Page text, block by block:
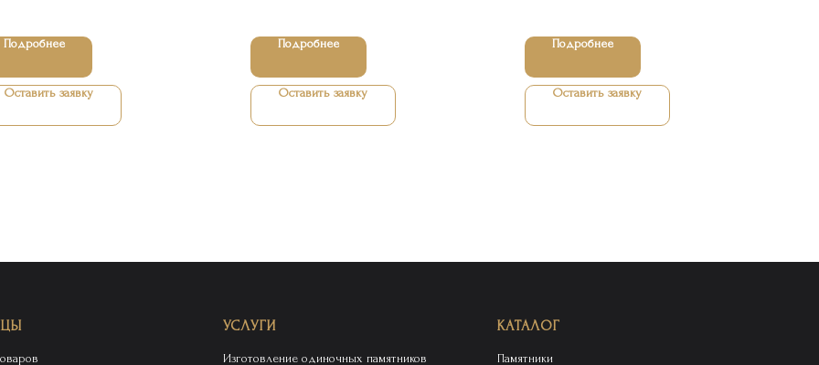
Подробнее
Оставить заявку
Подробнее
Оставить заявку
Подробнее
Оставить заявку
УСЛУГИ
Изготовление одиночных памятников
КАТАЛОГ
Памятники